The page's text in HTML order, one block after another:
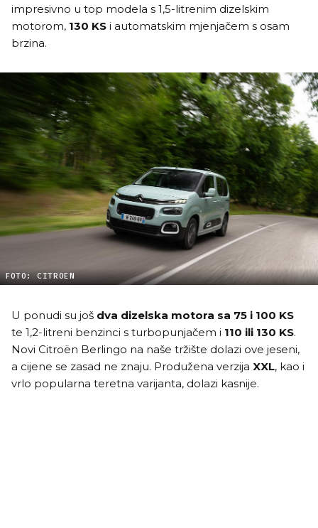
impresivno u top modela s 1,5-litrenim dizelskim
motorom, 130 KS i automatskim mjenjačem s osam
brzina.
FOTO: CITROEN
U ponudi su još dva dizelska motora sa 75 i 100 KS
te 1,2-litreni benzinci s turbopunjačem i 110 ili 130 KS.
Novi Citroën Berlingo na naše tržište dolazi ove jeseni,
a cijene se zasad ne znaju. Produžena verzija XXL, kao i
vrlo popularna teretna varijanta, dolazi kasnije.